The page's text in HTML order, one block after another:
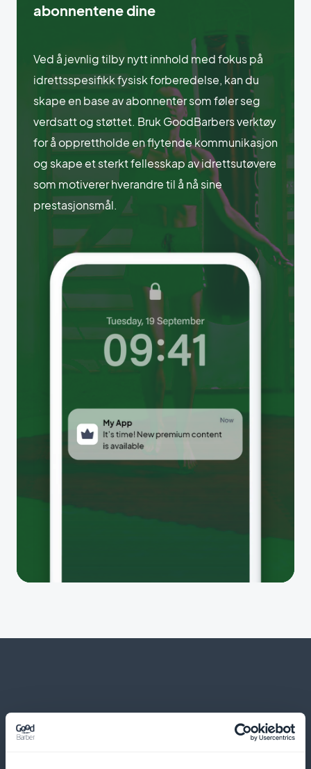
abonnentene dine
Ved å jevnlig tilby nytt innhold med fokus på
idrettsspesifikk fysisk forberedelse, kan du
skape en base av abonnenter som føler seg
verdsatt og støttet. Bruk GoodBarbers verktøy
for å opprettholde en flytende kommunikasjon
og skape et sterkt fellesskap av idrettsutøvere
som motiverer hverandre til å nå sine
prestasjonsmål.
Og mye mer